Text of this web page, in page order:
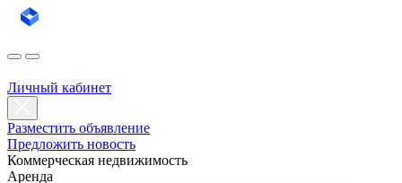
Личный кабинет
Разместить объявление
Предложить новость
Коммерческая недвижимость
Аренда